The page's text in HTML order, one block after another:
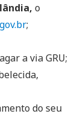
o
;
a via GRU;
do seu